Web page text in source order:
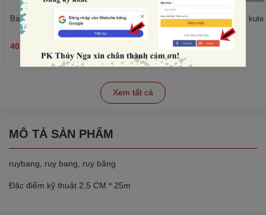
Bánh quy tim hồng mix mẫu (180gam).
40.000₫
Set nặn mặt, chân, tay kute
45.000₫
Xem tất cả
MÔ TẢ SẢN PHẨM
ruybang, ruy bang, ruy băng
Đặc điểm kỹ thuật 2,5 CM * 25m